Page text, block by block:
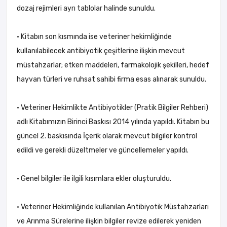
dozaj rejimleri ayrı tablolar halinde sunuldu.
• Kitabın son kısmında ise veteriner hekimliğinde
kullanılabilecek antibiyotik çeşitlerine ilişkin mevcut
müstahzarlar; etken maddeleri, farmakolojik şekilleri, hedef
hayvan türleri ve ruhsat sahibi firma esas alınarak sunuldu.
• Veteriner Hekimlikte Antibiyotikler (Pratik Bilgiler Rehberi)
adlı Kitabımızın Birinci Baskısı 2014 yılında yapıldı. Kitabın bu
güncel 2. baskısında İçerik olarak mevcut bilgiler kontrol
edildi ve gerekli düzeltmeler ve güncellemeler yapıldı.
• Genel bilgiler ile ilgili kısımlara ekler oluşturuldu.
• Veteriner Hekimliğinde kullanılan Antibiyotik Müstahzarları
ve Arınma Sürelerine ilişkin bilgiler revize edilerek yeniden